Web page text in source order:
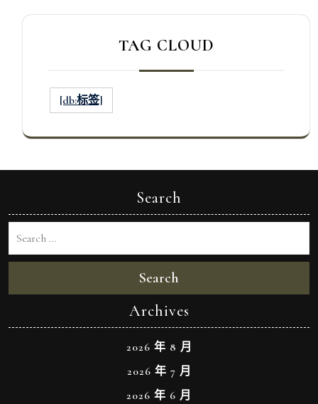
TAG CLOUD
[db:标签]
Search
Search
Archives
2026 年 8 月
2026 年 7 月
2026 年 6 月